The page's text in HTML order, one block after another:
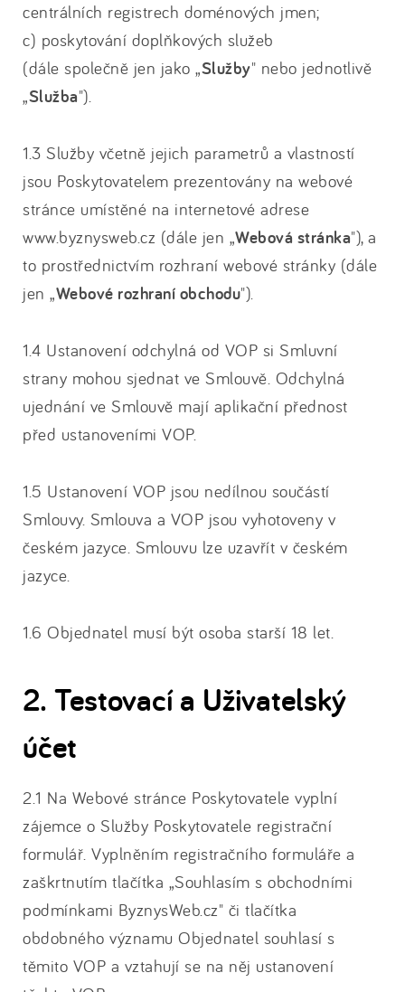
centrálních registrech doménových jmen;
c) poskytování doplňkových služeb
(dále společně jen jako „Služby" nebo jednotlivě
„Služba").
1.3 Služby včetně jejich parametrů a vlastností
jsou Poskytovatelem prezentovány na webové
stránce umístěné na internetové adrese
www.byznysweb.cz (dále jen „Webová stránka"), a
to prostřednictvím rozhraní webové stránky (dále
jen „Webové rozhraní obchodu").
1.4 Ustanovení odchylná od VOP si Smluvní
strany mohou sjednat ve Smlouvě. Odchylná
ujednání ve Smlouvě mají aplikační přednost
před ustanoveními VOP.
1.5 Ustanovení VOP jsou nedílnou součástí
Smlouvy. Smlouva a VOP jsou vyhotoveny v
českém jazyce. Smlouvu lze uzavřít v českém
jazyce.
1.6 Objednatel musí být osoba starší 18 let.
2. Testovací a Uživatelský
účet
2.1 Na Webové stránce Poskytovatele vyplní
zájemce o Služby Poskytovatele registrační
formulář. Vyplněním registračního formuláře a
zaškrtnutím tlačítka „Souhlasím s obchodními
podmínkami ByznysWeb.cz" či tlačítka
obdobného významu Objednatel souhlasí s
těmito VOP a vztahují se na něj ustanovení